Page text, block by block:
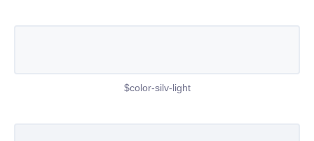
$color-silv-light